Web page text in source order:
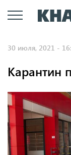
30 июля, 2021 -
Карантин